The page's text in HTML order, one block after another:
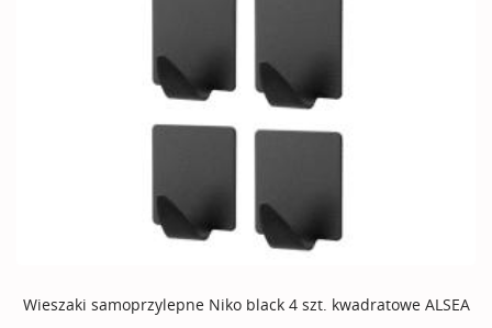
Wieszaki samoprzylepne Niko black 4 szt. kwadratowe ALSEA